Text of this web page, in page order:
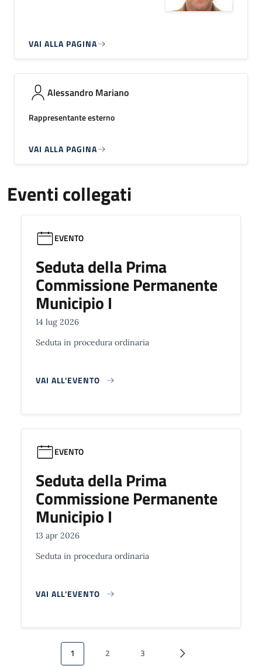
VAI ALLA PAGINA
Alessandro Mariano
Rappresentante esterno
VAI ALLA PAGINA
Eventi collegati
EVENTO
Seduta della Prima
Commissione Permanente
Municipio I
14 lug 2026
Seduta in procedura ordinaria
VAI ALL'EVENTO
EVENTO
Seduta della Prima
Commissione Permanente
Municipio I
13 apr 2026
Seduta in procedura ordinaria
VAI ALL'EVENTO
Paginazione
Pagina attuale
1 Pagina
2 Pagina
3 Pagina successiva